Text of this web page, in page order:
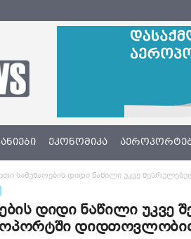
ᲔᲙᲝᲜᲝᲛᲘᲙᲐ
სამუშაოების დიდი ნაწილი უკვე
დიდი ნაწილი უკვე
დიდთოვლობით